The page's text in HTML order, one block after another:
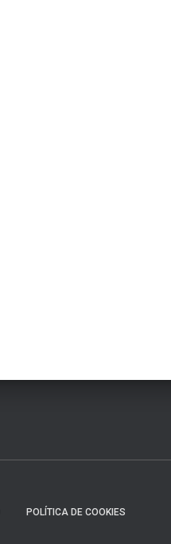
POLÍTICA DE COOKIES